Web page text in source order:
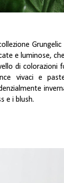
e luminose,
di colorazioni
vivaci e
e i blush.